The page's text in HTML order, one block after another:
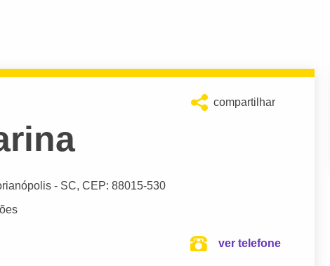
compartilhar
- SC, CEP: 88015-530
ver telefone